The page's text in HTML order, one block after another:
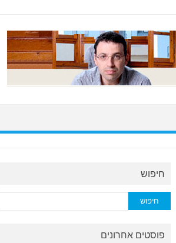
חיפוש
חיפוש:
פוסטים אחרונים